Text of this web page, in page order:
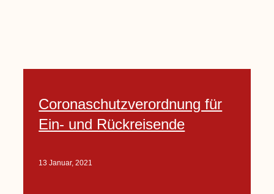
Coronaschutzverordnung für
Ein- und Rückreisende
13 Januar, 2021